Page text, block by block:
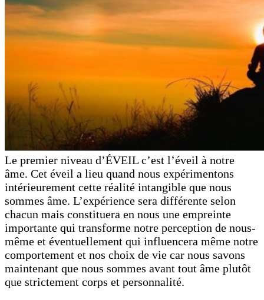
Le premier niveau d’ÉVEIL c’est l’éveil à notre
âme. Cet éveil a lieu quand nous expérimentons
intérieurement cette réalité intangible que nous
sommes âme. L’expérience sera différente selon
chacun mais constituera en nous une empreinte
importante qui transforme notre perception de nous-
même et éventuellement qui influencera même notre
comportement et nos choix de vie car nous savons
maintenant que nous sommes avant tout âme plutôt
que strictement corps et personnalité.